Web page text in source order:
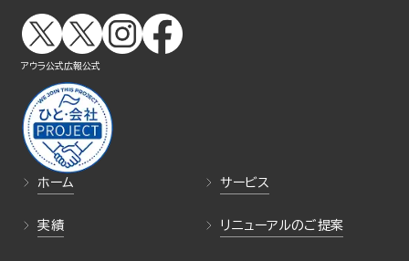
ホーム サービス
実績 リニューアルのご提案
アウラ公式広報公式